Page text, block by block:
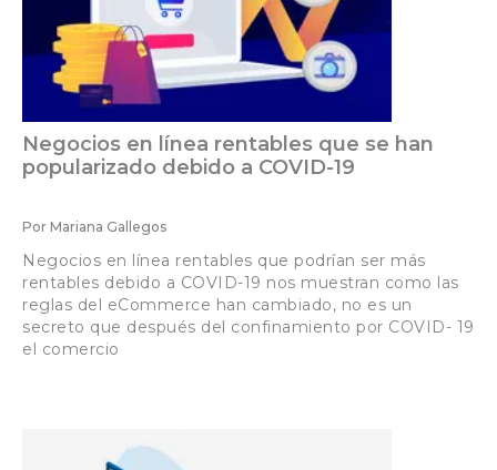
Negocios en línea rentables que se han
popularizado debido a COVID-19
Por Mariana Gallegos
Negocios en línea rentables que podrían ser más
rentables debido a COVID-19 nos muestran como las
reglas del eCommerce han cambiado, no es un
secreto que después del confinamiento por COVID- 19
el comercio